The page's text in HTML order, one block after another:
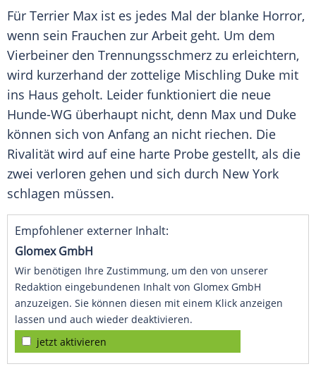
Für Terrier Max ist es jedes Mal der blanke Horror,
wenn sein Frauchen zur Arbeit geht. Um dem
Vierbeiner den Trennungsschmerz zu erleichtern,
wird kurzerhand der zottelige Mischling Duke mit
ins Haus geholt. Leider funktioniert die neue
Hunde-WG überhaupt nicht, denn Max und Duke
können sich von Anfang an nicht riechen. Die
Rivalität wird auf eine harte Probe gestellt, als die
zwei verloren gehen und sich durch New York
schlagen müssen.
Empfohlener externer Inhalt:
Glomex GmbH
Wir benötigen Ihre Zustimmung, um den von unserer
Redaktion eingebundenen Inhalt von Glomex GmbH
anzuzeigen. Sie können diesen mit einem Klick anzeigen
lassen und auch wieder deaktivieren.
jetzt aktivieren